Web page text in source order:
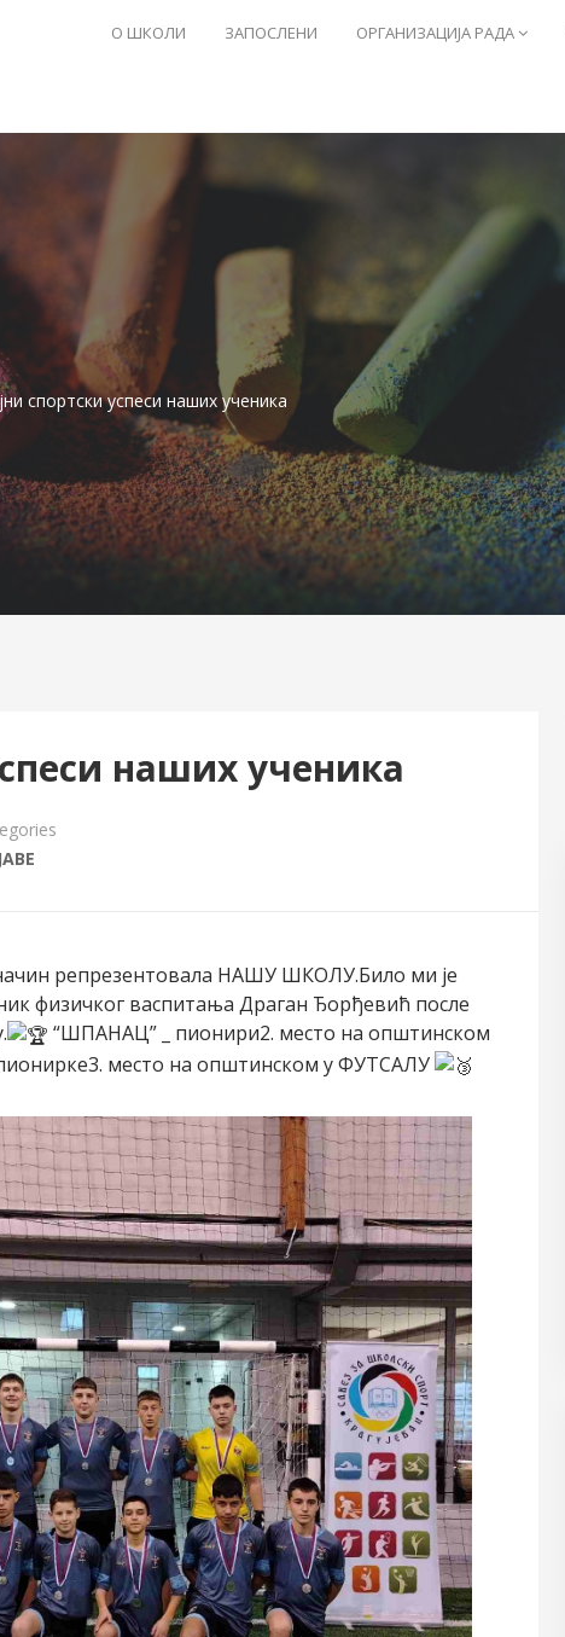
О ШКОЛИ ЗАПОСЛЕНИ ОРГАНИЗАЦИЈА РАДА
спортски успеси наших ученика
наших ученика
репрезентовала НАШУ ШКОЛУ.Било ми је
физичког васпитања Драган Ђорђевић после
“ШПАНАЦ” _ пионири2. место на општинском
место на општинском у ФУТСАЛУ